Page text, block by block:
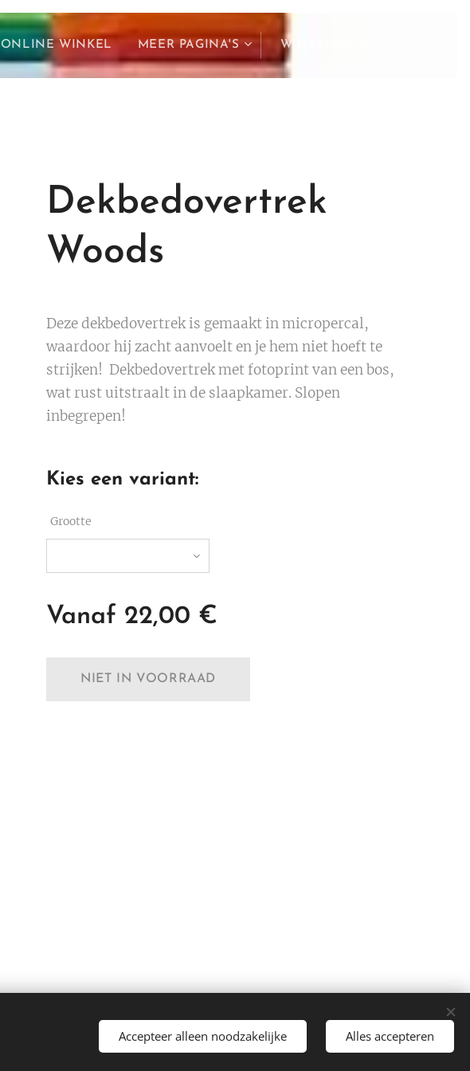
ONLINE WINKEL MEER PAGINA'S WINKELWAGEN
Dekbedovertrek
Woods
Deze dekbedovertrek is gemaakt in micropercal,
waardoor hij zacht aanvoelt en je hem niet hoeft te
strijken! Dekbedovertrek met fotoprint van een bos,
wat rust uitstraalt in de slaapkamer. Slopen
inbegrepen!
Kies een variant:
Grootte
Vanaf 22,00 €
NIET IN VOORRAAD
Accepteer alleen noodzakelijke Alles accepteren